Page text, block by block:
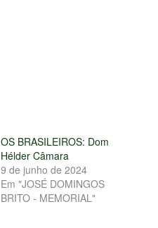
OS BRASILEIROS: Dom
Hélder Câmara
9 de junho de 2024
Em "JOSÉ DOMINGOS
BRITO - MEMORIAL"